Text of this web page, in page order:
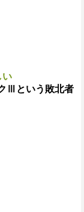
い
Ⅲという敗北者